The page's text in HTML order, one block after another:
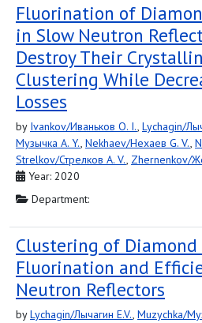
Fluorination of
in Slow Neutron
Destroy Their
Clustering While
Losses
by Ivankov/Иваньков O. I., Lychagin/
Музычка A. Y., Nekhaev/Нехаев G. V.,
Strelkov/Стрелков A. V., Zhernenkov/
Year: 2020
Department:
Clustering of
Fluorination and
Neutron Reflectors
byLychagin/Лычагин E.V., Muzychka/